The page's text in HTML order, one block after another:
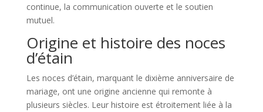
continue, la communication ouverte et le soutien
mutuel.
Origine et histoire des noces
d’étain
Les noces d’étain, marquant le dixième anniversaire de
mariage, ont une origine ancienne qui remonte à
plusieurs siècles. Leur histoire est étroitement liée à la